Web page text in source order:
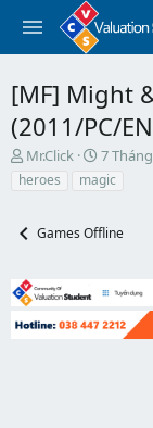
[MF] Might
(2011/PC/
T
h
a
t
a
r
Mr.Click
N
g
à
b
đ
u
7
heroes
magic
Games Offline